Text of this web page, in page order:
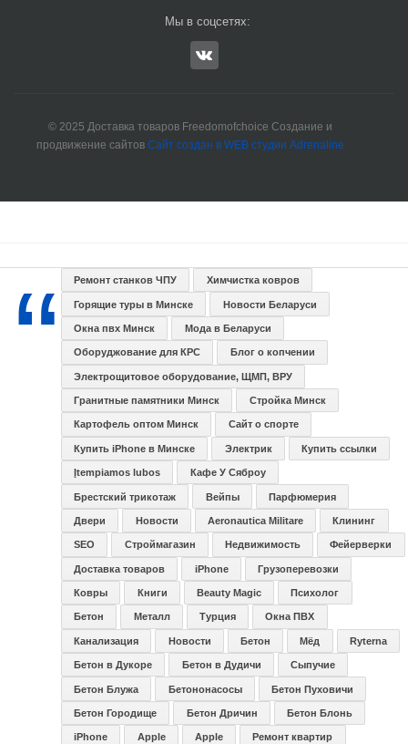
Мы в соцсетях:
© 2025 Доставка товаров Freedomofchoice Создание и
продвижение сайтов Сайт создан в WEB студии Adrenaline
Ремонт станков ЧПУ Химчистка ковров
Горящие туры в Минске Новости Беларуси
Окна пвх Минск Мода в Беларуси
Оборуджование для КРС Блог о копчении
Электрощитовое оборудование, ЩМП, ВРУ
Гранитные памятники Минск Стройка Минск
Картофель оптом Минск Сайт о спорте
Купить iPhone в Минске Электрик Купить ссылки
Įtempiamos lubos Кафе У Сяброу
Брестский трикотаж Вейпы Парфюмерия
Двери Новости Aeronautica Militare Клининг
SEO Строймагазин Недвижимость Фейерверки
Доставка товаров iPhone Грузоперевозки
Ковры Книги Beauty Magic Психолог
Бетон Металл Турция Окна ПВХ
Канализация Новости Бетон Мёд Ryterna
Бетон в Дукоре Бетон в Дудичи Сыпучие
Бетон Блужа Бетононасосы Бетон Пуховичи
Бетон Городище Бетон Дричин Бетон Блонь
iPhone Apple Apple Ремонт квартир